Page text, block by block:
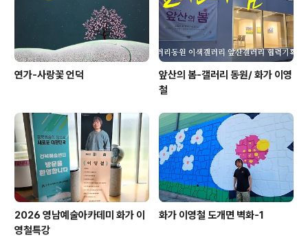
연가-사랑꽃 언덕
앞산의 봄-갤러리 동원/ 화가 이영
철
2026 영남예술아카데미 화가 이
영철특강
화가 이영철 도개면 벽화-1